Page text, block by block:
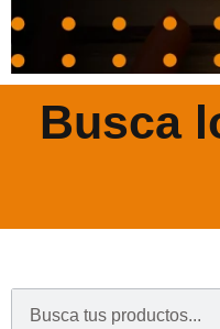
Busca